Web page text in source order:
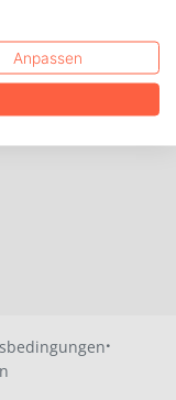
·
Anpassen